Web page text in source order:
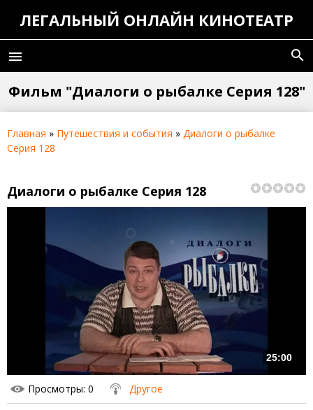
ЛЕГАЛЬНЫЙ ОНЛАЙН КИНОТЕАТР
menu search
Фильм "Диалоги о рыбалке Серия 128"
Главная » Путешествия и события » Диалоги о рыбалке
Серия 128
Диалоги о рыбалке Серия 128
25:00
Просмотры: 0 Другое